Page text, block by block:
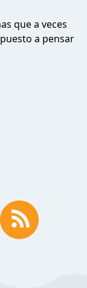
que a veces
a pensar